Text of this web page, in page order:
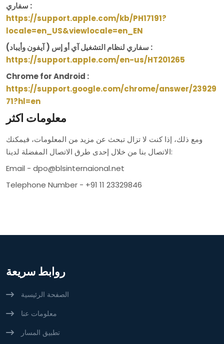
سفاري :
https://support.apple.com/kb/PH17191?
locale=en_US&viewlocale=en_EN
سفاري لنظام التشغيل آي أو إس ( آيفون وأيباد) :
https://support.apple.com/en-us/HT201265
Chrome for Android :
https://support.google.com/chrome/answer/23929
71?hl=en
معلومات اكثر
ومع ذلك، إذا كنت لا تزال تبحث عن مزيد من المعلومات، فيمكنك
الاتصال بنا من خلال إحدى طرق الاتصال المفضلة لدينا:
Email - dpo@blsinternaional.net
Telephone Number - +91 11 23329846
روابط سريعة
الصفحة الرئيسية
معلومات عنا
تطبيق المسار